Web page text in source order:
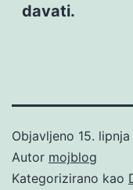
davati.
Objavljeno 15. lipnja
Autor mojblog
Kategorizirano kao